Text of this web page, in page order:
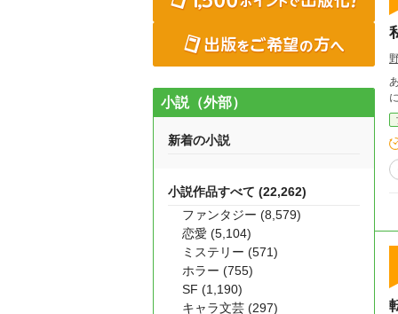
あ
小説（外部）
新着の小説
小説作品すべて (22,262)
ファンタジー (8,579)
恋愛 (5,104)
ミステリー (571)
ホラー (755)
SF (1,190)
キャラ文芸 (297)